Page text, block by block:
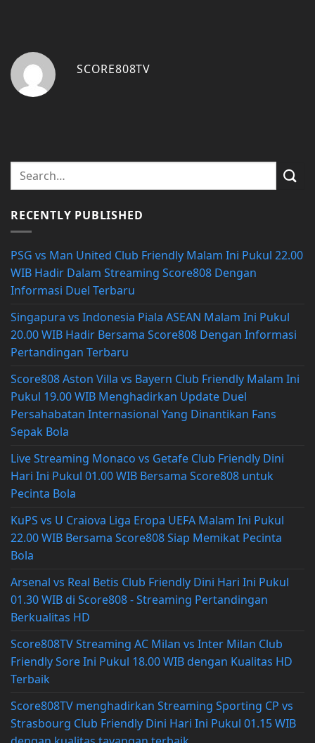
SCORE808TV
RECENTLY PUBLISHED
PSG vs Man United Club Friendly Malam Ini Pukul 22.00
WIB Hadir Dalam Streaming Score808 Dengan
Informasi Duel Terbaru
Singapura vs Indonesia Piala ASEAN Malam Ini Pukul
20.00 WIB Hadir Bersama Score808 Dengan Informasi
Pertandingan Terbaru
Score808 Aston Villa vs Bayern Club Friendly Malam Ini
Pukul 19.00 WIB Menghadirkan Update Duel
Persahabatan Internasional Yang Dinantikan Fans
Sepak Bola
Live Streaming Monaco vs Getafe Club Friendly Dini
Hari Ini Pukul 01.00 WIB Bersama Score808 untuk
Pecinta Bola
KuPS vs U Craiova Liga Eropa UEFA Malam Ini Pukul
22.00 WIB Bersama Score808 Siap Memikat Pecinta
Bola
Arsenal vs Real Betis Club Friendly Dini Hari Ini Pukul
01.30 WIB di Score808 - Streaming Pertandingan
Berkualitas HD
Score808TV Streaming AC Milan vs Inter Milan Club
Friendly Sore Ini Pukul 18.00 WIB dengan Kualitas HD
Terbaik
Score808TV menghadirkan Streaming Sporting CP vs
Strasbourg Club Friendly Dini Hari Ini Pukul 01.15 WIB